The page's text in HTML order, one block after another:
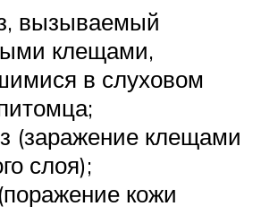
вызываемый
клещами,
в слуховом
(заражение клещами
слоя);
кожи